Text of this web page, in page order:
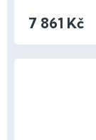
7 861 Kč